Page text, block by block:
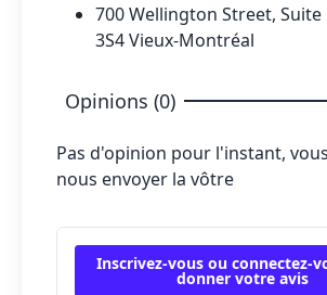
700 Wellington Street, Suite
3S4 Vieux-Montréal
Opinions (0)
Pas d'opinion pour l'instant,
nous envoyer la vôtre
Inscrivez-vous ou connectez-
donner votre avis